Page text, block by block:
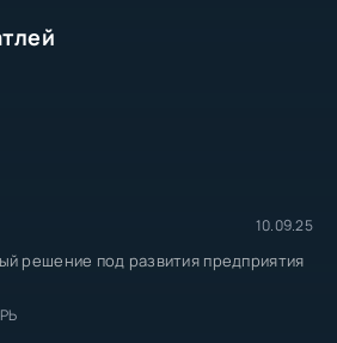
10.09.25
решение под развития предприятия